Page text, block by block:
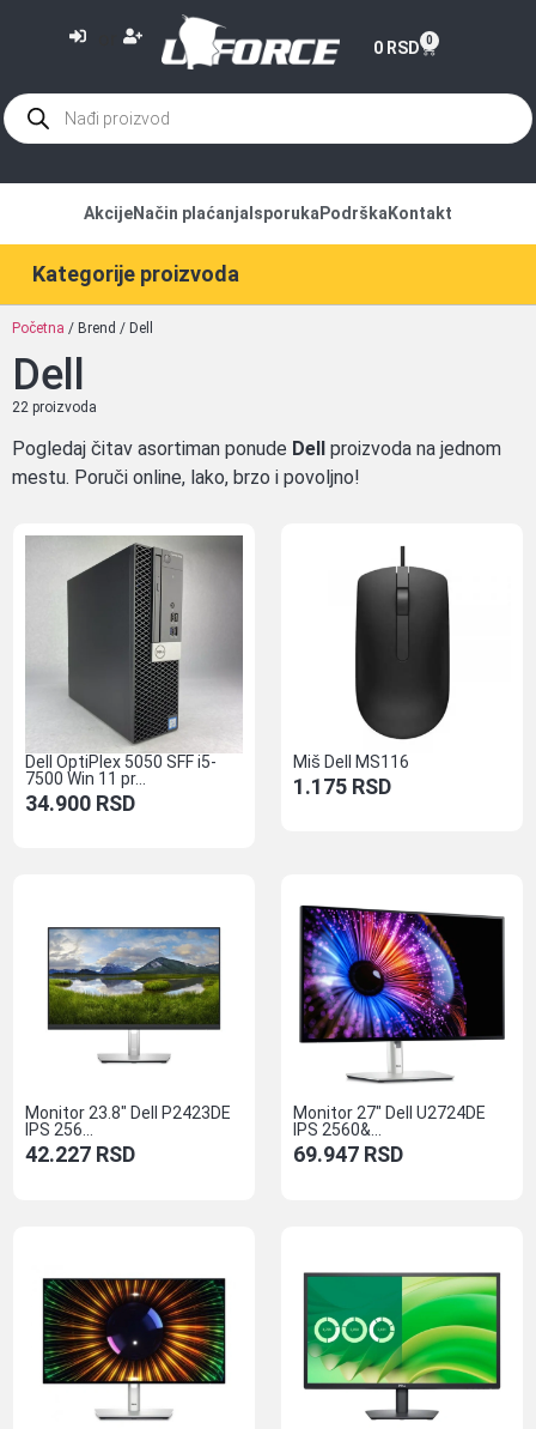
0 RSD 0
Kategorije proizvoda
AkcijeNačin plaćanja Isporuka Podrška Kontakt
Početna / Brend / Dell
Dell
22 proizvoda
Pogledaj čitav asortiman ponude Dell
proizvoda na jednom
mestu. Poruči online, lako, brzo i povoljno!
Dell OptiPlex 5050 SFF i5-
7500 Win 11 pr...
34.900 RSD
Miš Dell MS116
1.175 RSD
Monitor 23.8″ Dell P2423DE
IPS 256...
42.227 RSD
Monitor 27″ Dell U2724DE
IPS 2560&...
69.947 RSD